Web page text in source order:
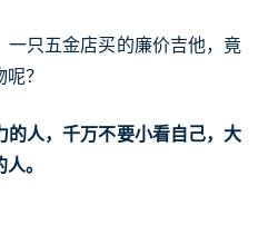
只五金店买的廉价吉他，竟
？
人，千万不要小看自己，大
。